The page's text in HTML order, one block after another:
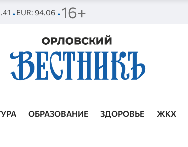
▲ EUR: 94.06 ▲ 16+
ОБРАЗОВАНИЕ ЗДОРОВЬЕ ЖКХ